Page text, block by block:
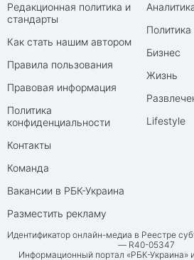
Редакционная политика и
стандарты
Как стать нашим автором
Правила пользования
Правовая информация
Политика
конфиденциальности
Контакты
Команда
Вакансии в РБК-Украина
Разместить рекламу
Политика
Бизнес
Жизнь
Lifestyle
Идентификатор онлайн-медиа в Реестре
— R40-05347
Информационный портал «РБК-Украина»